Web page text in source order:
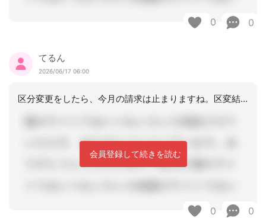
0 0
てるん
2026/06/17 06:00
区分変更をしたら、今月の請求は止まりますね。区変結果がでたら請求になりますね
会員登録して続きを読む
0 0